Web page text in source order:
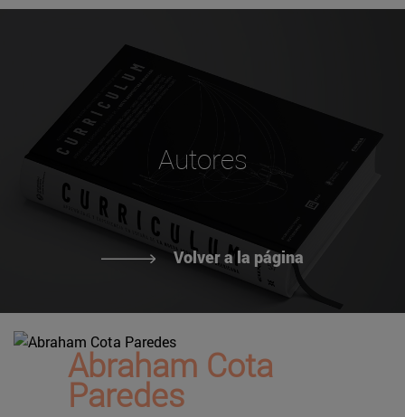
Autores
Volver a la página
Abraham Cota
Paredes